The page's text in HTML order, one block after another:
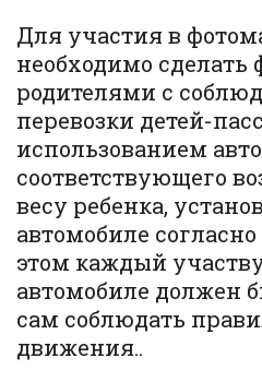
Для участия в
необходимо сделать
родителями с
перевозки детей-
использованием
соответствующего
весу ребенка,
автомобиле
этом каждый
автомобиле должен
сам соблюдать
движения..